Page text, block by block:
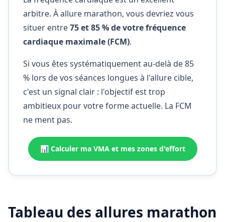
arbitre. À allure marathon, vous devriez vous
situer entre75 et 85 % de votre fréquence
cardiaque maximale (FCM).
Si vous êtes systématiquement au-delà de 85
% lors de vos séances longues à l'allure cible,
c'est un signal clair : l'objectif est trop
ambitieux pour votre forme actuelle. La FCM
ne ment pas.
📊 Calculer ma VMA et mes zones d'effort
Tableau des allures marathon